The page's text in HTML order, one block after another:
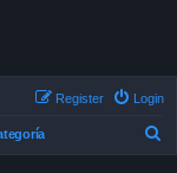
Login
Register